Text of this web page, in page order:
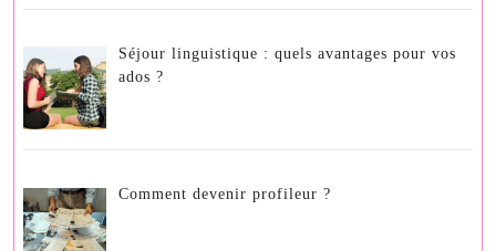
Séjour linguistique : quels avantages pour vos
ados ?
Comment devenir profileur ?